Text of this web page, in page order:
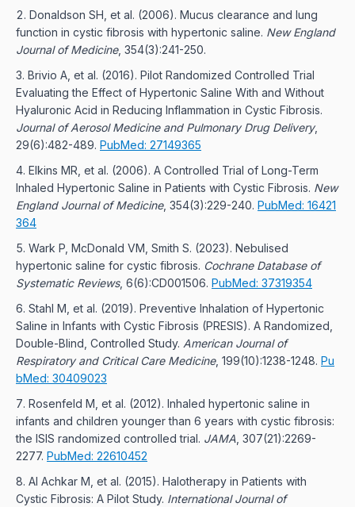
Donaldson SH, et al. (2006). Mucus clearance and lung
function in cystic fibrosis with hypertonic saline. New England
Journal of Medicine, 354(3):241-250.
Brivio A, et al. (2016). Pilot Randomized Controlled Trial
Evaluating the Effect of Hypertonic Saline With and Without
Hyaluronic Acid in Reducing Inflammation in Cystic Fibrosis.
Journal of Aerosol Medicine and Pulmonary Drug Delivery,
29(6):482-489. PubMed: 27149365
Elkins MR, et al. (2006). A Controlled Trial of Long-Term
Inhaled Hypertonic Saline in Patients with Cystic Fibrosis. New
England Journal of Medicine, 354(3):229-240. PubMed: 16421
364
Wark P, McDonald VM, Smith S. (2023). Nebulised
hypertonic saline for cystic fibrosis. Cochrane Database of
Systematic Reviews, 6(6):CD001506. PubMed: 37319354
Stahl M, et al. (2019). Preventive Inhalation of Hypertonic
Saline in Infants with Cystic Fibrosis (PRESIS). A Randomized,
Double-Blind, Controlled Study. American Journal of
Respiratory and Critical Care Medicine, 199(10):1238-1248. Pu
bMed: 30409023
Rosenfeld M, et al. (2012). Inhaled hypertonic saline in
infants and children younger than 6 years with cystic fibrosis:
the ISIS randomized controlled trial. JAMA , 307(21):2269-
2277. PubMed: 22610452
Al Achkar M, et al. (2015). Halotherapy in Patients with
Cystic Fibrosis: A Pilot Study. International Journal of